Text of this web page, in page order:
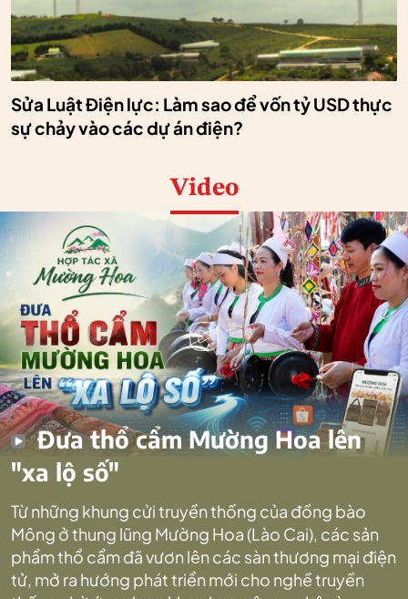
Sửa Luật Điện lực: Làm sao để vốn tỷ USD thực
sự chảy vào các dự án điện?
Video
Đưa thổ cẩm Mường Hoa lên
"xa lộ số"
Từ những khung cửi truyền thống của đồng bào
Mông ở thung lũng Mường Hoa (Lào Cai), các sản
phẩm thổ cẩm đã vươn lên các sàn thương mại điện
tử, mở ra hướng phát triển mới cho nghề truyền